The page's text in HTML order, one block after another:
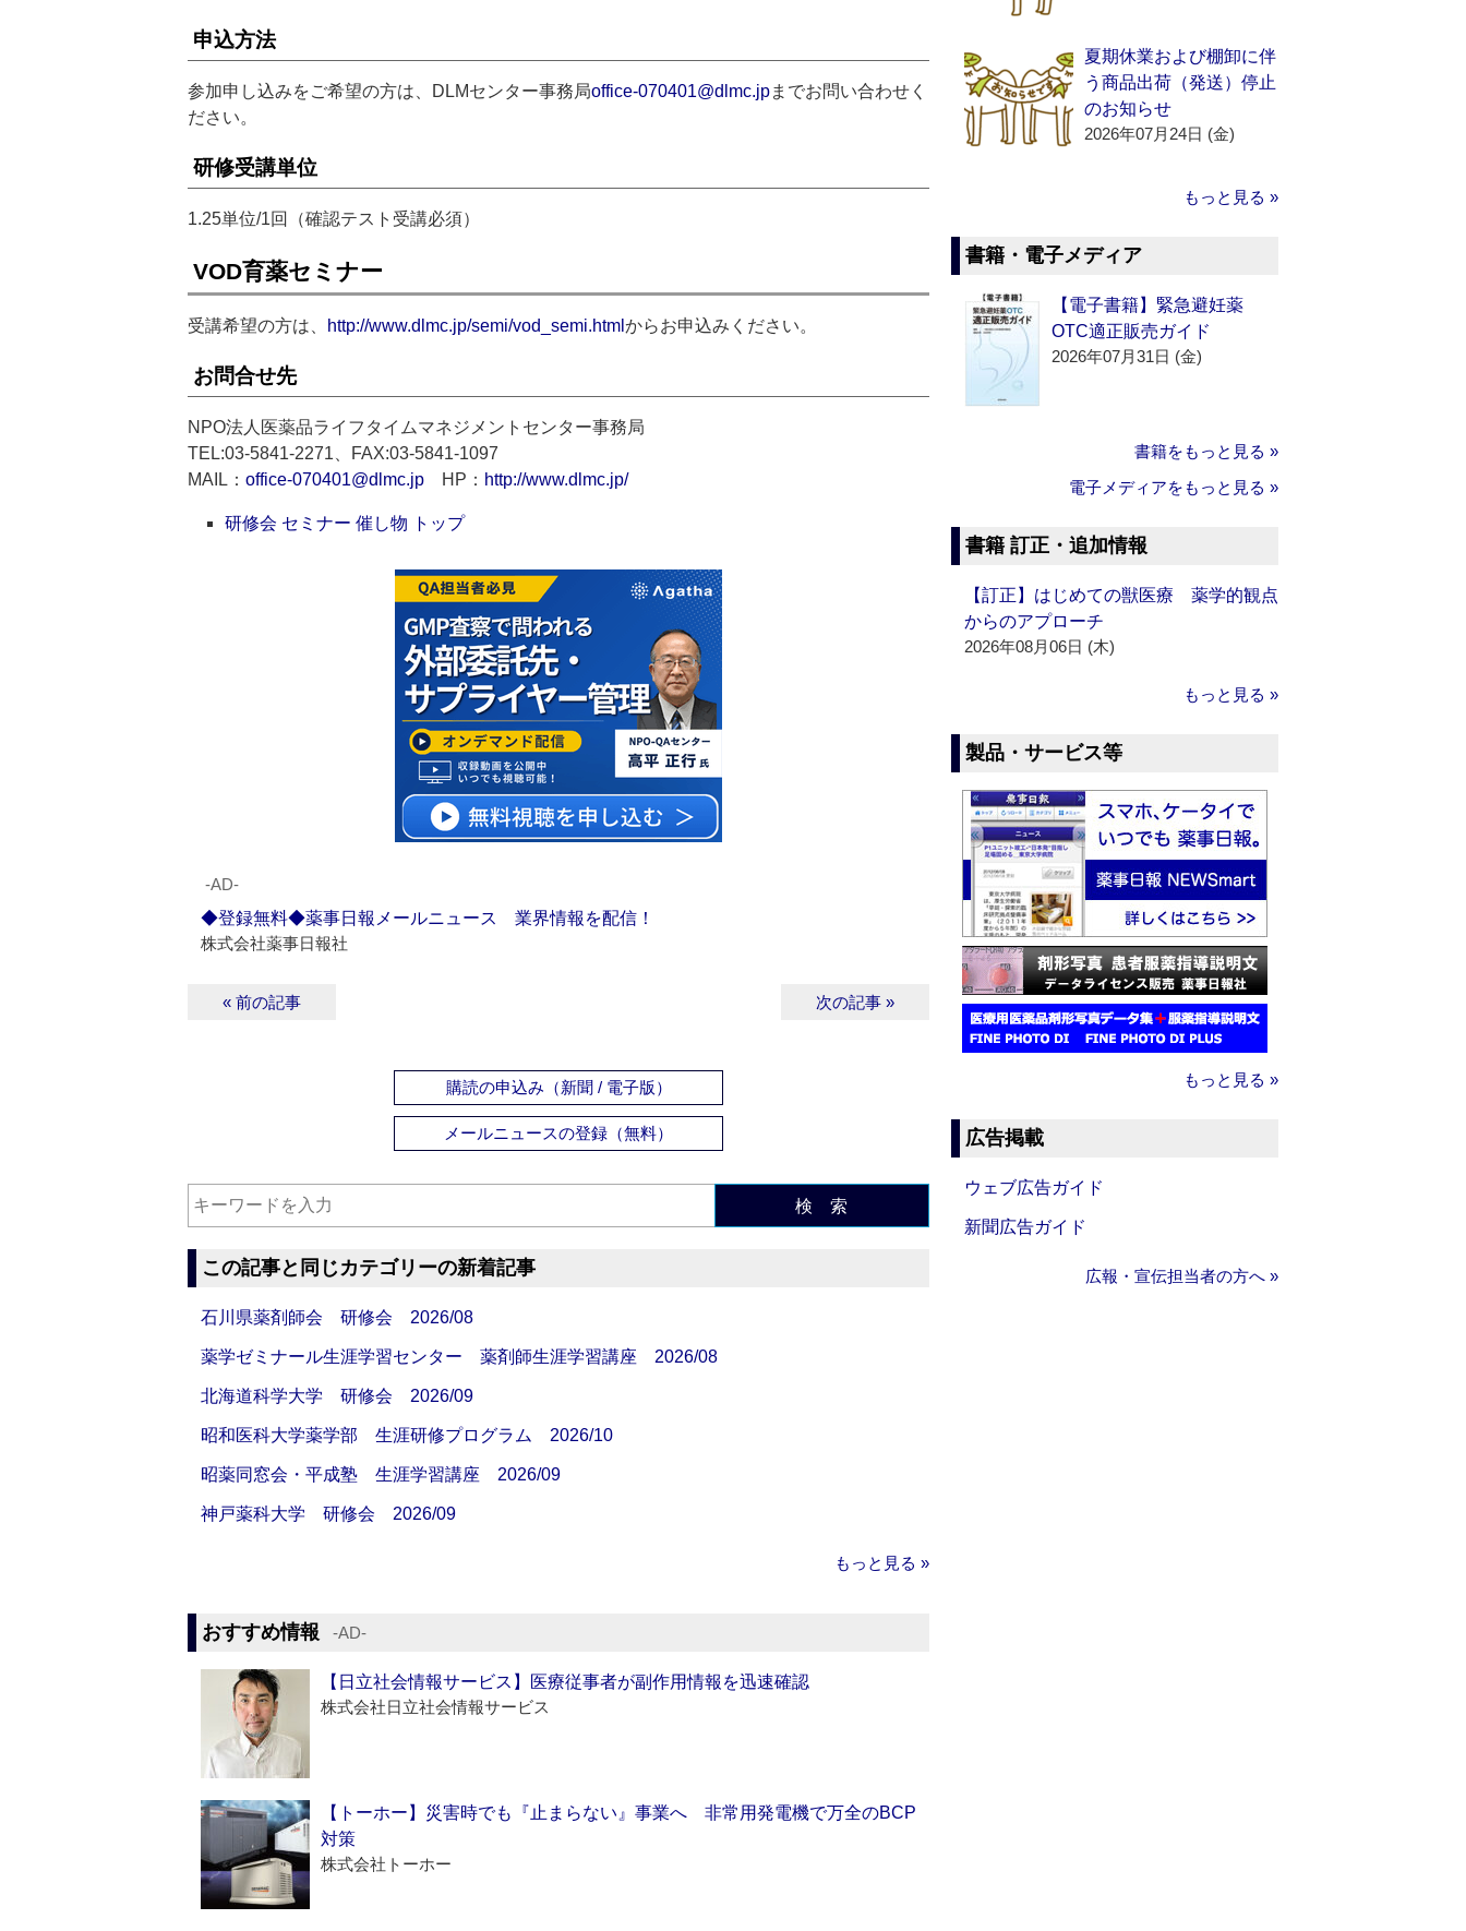
申込方法
参加申し込みをご希望の方は、DLMセンター事務局office-070401@dlmc.jpまでお問い合わせく
ださい。
研修受講単位
1.25単位/1回（確認テスト受講必須）
VOD育薬セミナー
受講希望の方は、 http://www.dlmc.jp/semi/vod_semi.html からお申込みください。
お問合せ先
NPO法人医薬品ライフタイムマネジメントセンター事務局
TEL:03-5841-2271、FAX:03-5841-1097
MAIL： office-070401@dlmc.jp HP： http://www.dlmc.jp/
研修会 セミナー 催し物 トップ
‐AD‐
◆登録無料◆薬事日報メールニュース 業界情報を配信！
株式会社薬事日報社
« 前の記事 次の記事 »
購読の申込み（新聞 / 電子版）
メールニュースの登録（無料）
検 索
この記事と同じカテゴリーの新着記事
石川県薬剤師会 研修会 2026/08
薬学ゼミナール生涯学習センター 薬剤師生涯学習講座 2026/08
北海道科学大学 研修会 2026/09
昭和医科大学薬学部 生涯研修プログラム 2026/10
昭薬同窓会・平成塾 生涯学習講座 2026/09
神戸薬科大学 研修会 2026/09
もっと見る »
おすすめ情報 ‐AD‐
【日立社会情報サービス】医療従事者が副作用情報を迅速確認
株式会社日立社会情報サービス
【トーホー】災害時でも『止まらない』事業へ 非常用発電機で万全のBCP
対策
株式会社トーホー
夏期休業および棚卸に伴
う商品出荷（発送）停止
のお知らせ
2026年07月24日 (金)
もっと見る »
書籍・電子メディア
【電子書籍】緊急避妊薬
OTC適正販売ガイド
2026年07月31日 (金)
書籍をもっと見る »
電子メディアをもっと見る »
書籍 訂正・追加情報
【訂正】はじめての獣医療 薬学的観点
からのアプローチ
2026年08月06日 (木)
もっと見る »
製品・サービス等
もっと見る »
広告掲載
ウェブ広告ガイド
新聞広告ガイド
広報・宣伝担当者の方へ »